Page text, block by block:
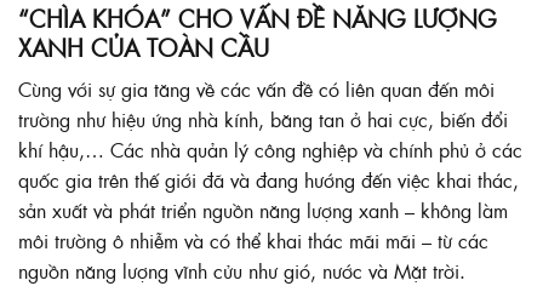
“CHÌA KHÓA” CHO VẤN ĐỀ NĂNG LƯỢNG
XANH CỦA TOÀN CẦU
Cùng với sự gia tăng về các vấn đề có liên quan đến môi
trường như hiệu ứng nhà kính, băng tan ở hai cực, biến đổi
khí hậu,… Các nhà quản lý công nghiệp và chính phủ ở các
quốc gia trên thế giới đã và đang hướng đến việc khai thác,
sản xuất và phát triển nguồn năng lượng xanh – không làm
môi trường ô nhiễm và có thể khai thác mãi mãi – từ các
nguồn năng lượng vĩnh cửu như gió, nước và Mặt trời.